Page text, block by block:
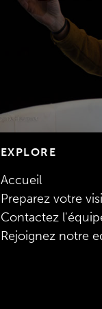
EXPLORE
Accueil
Preparez votre
Contactez
Rejoignez notre